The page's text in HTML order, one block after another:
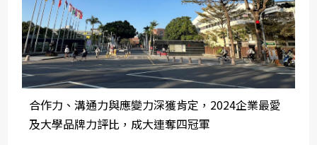
合作力、溝通力與應變力深獲肯定，2024企業最愛
及大學品牌力評比，成大連奪四冠軍